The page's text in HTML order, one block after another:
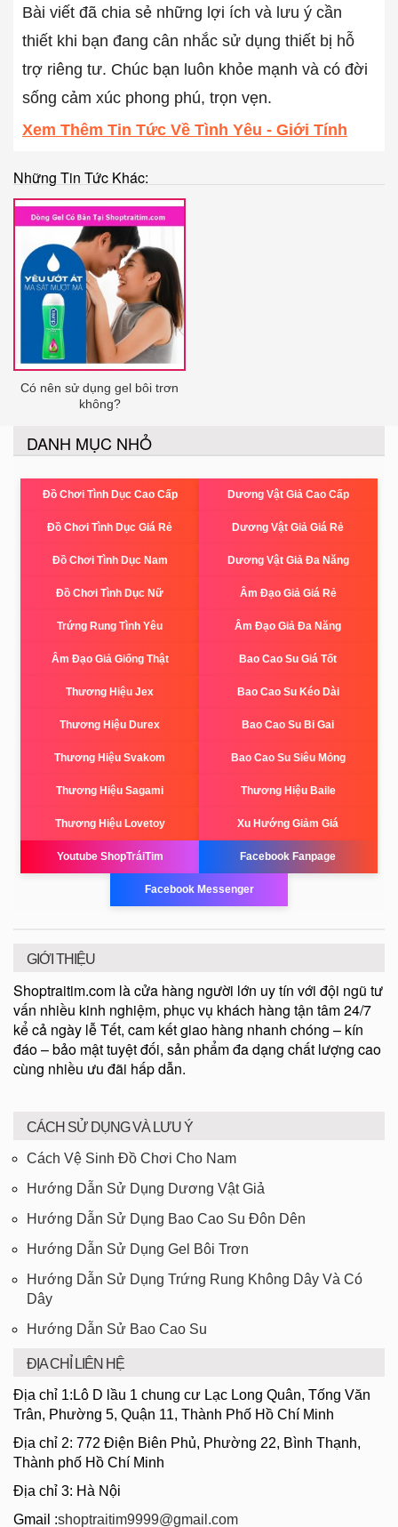
Bài viết đã chia sẻ những lợi ích và lưu ý cần
thiết khi bạn đang cân nhắc sử dụng thiết bị hỗ
trợ riêng tư. Chúc bạn luôn khỏe mạnh và có đời
sống cảm xúc phong phú, trọn vẹn.
Xem Thêm Tin Tức Về Tình Yêu - Giới Tính
Những Tin Tức Khác:
Có nên sử dụng gel bôi trơn
không?
DANH MỤC NHỎ
Đồ Chơi Tình Dục Cao Cấp Dương Vật Giả Cao Cấp
Đồ Chơi Tình Dục Giá Rẻ Dương Vật Giả Giá Rẻ
Đồ Chơi Tình Dục Nam Dương Vật Giả Đa Năng
Đồ Chơi Tình Dục Nữ Âm Đạo Giả Giá Rẻ
Trứng Rung Tình Yêu Âm Đạo Giả Đa Năng
Âm Đạo Giả Giống Thật Bao Cao Su Giá Tốt
Thương Hiệu Jex Bao Cao Su Kéo Dài
Thương Hiệu Durex Bao Cao Su Bi Gai
Thương Hiệu Svakom Bao Cao Su Siêu Mỏng
Thương Hiệu Sagami Thương Hiệu Baile
Thương Hiệu Lovetoy Xu Hướng Giảm Giá
Youtube ShopTráiTim Facebook Fanpage
Facebook Messenger
GIỚI THIỆU
Shoptraitim.com là cửa hàng người lớn uy tín với đội ngũ tư
vấn nhiều kinh nghiệm, phục vụ khách hàng tận tâm 24/7
kể cả ngày lễ Tết, cam kết giao hàng nhanh chóng – kín
đáo – bảo mật tuyệt đối, sản phẩm đa dạng chất lượng cao
cùng nhiều ưu đãi hấp dẫn.
CÁCH SỬ DỤNG VÀ LƯU Ý
Cách Vệ Sinh Đồ Chơi Cho Nam
Hướng Dẫn Sử Dụng Dương Vật Giả
Hướng Dẫn Sử Dụng Bao Cao Su Đôn Dên
Hướng Dẫn Sử Dụng Gel Bôi Trơn
Hướng Dẫn Sử Dụng Trứng Rung Không Dây Và Có
Dây
Hướng Dẫn Sử Bao Cao Su
ĐỊA CHỈ LIÊN HỆ
Địa chỉ 1:Lô D lầu 1 chung cư Lạc Long Quân, Tống Văn
Trân, Phường 5, Quận 11, Thành Phố Hồ Chí Minh
Địa chỉ 2: 772 Điện Biên Phủ, Phường 22, Bình Thạnh,
Thành phố Hồ Chí Minh
Địa chỉ 3: Hà Nội
Gmail :shoptraitim9999@gmail.com